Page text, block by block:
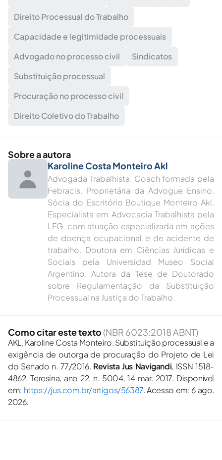
Direito Processual do Trabalho
Capacidade e legitimidade processuais
Advogado no processo civil
Sindicatos
Substituição processual
Procuração no processo civil
Direito Coletivo do Trabalho
Sobre a autora
Karoline Costa Monteiro Akl
Advogada Trabalhista. Coach formada pela
Febracis. Proprietária da Advogue Ensino.
Sócia do Escritório Boutique Monteiro Akl.
Especialista em Advocacia Trabalhista pela
LFG, com atuação especializada em ações
de doença ocupacional e de acidente de
trabalho. Doutora em Ciências Jurídicas e
Sociais pela Universidad Museo Social
Argentino. Autora da Tese de Doutorado
sobre Regulamentação da Substituição
Processual na Justiça do Trabalho.
Como citar este texto (NBR 6023:2018 ABNT)
AKL, Karoline Costa Monteiro. Substituição processual e a
exigência de outorga de procuração do Projeto de Lei
do Senado n. 77/2016. Revista Jus Navigandi, ISSN 1518-
4862, Teresina, ano 22, n. 5004, 14 mar. 2017. Disponível
em: https://jus.com.br/artigos/56387. Acesso em: 6 ago.
2026.